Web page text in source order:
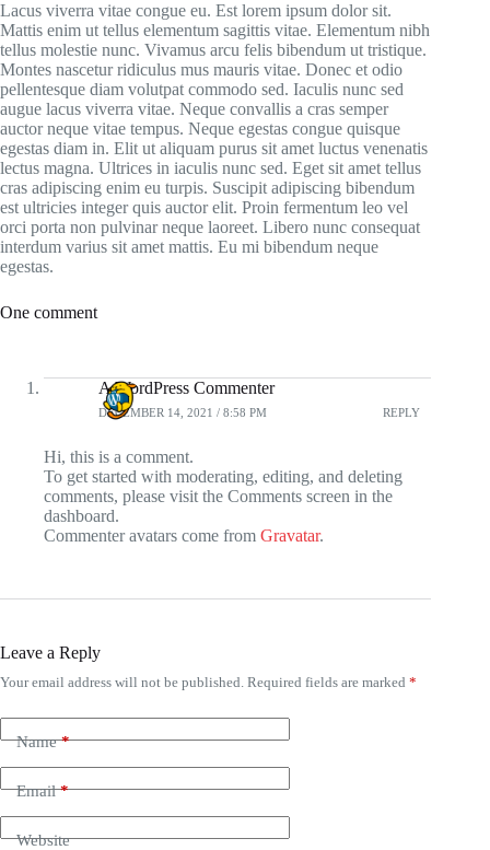
Lacus viverra vitae congue eu. Est lorem ipsum dolor sit.
Mattis enim ut tellus elementum sagittis vitae. Elementum nibh
tellus molestie nunc. Vivamus arcu felis bibendum ut tristique.
Montes nascetur ridiculus mus mauris vitae. Donec et odio
pellentesque diam volutpat commodo sed. Iaculis nunc sed
augue lacus viverra vitae. Neque convallis a cras semper
auctor neque vitae tempus. Neque egestas congue quisque
egestas diam in. Elit ut aliquam purus sit amet luctus venenatis
lectus magna. Ultrices in iaculis nunc sed. Eget sit amet tellus
cras adipiscing enim eu turpis. Suscipit adipiscing bibendum
est ultricies integer quis auctor elit. Proin fermentum leo vel
orci porta non pulvinar neque laoreet. Libero nunc consequat
interdum varius sit amet mattis. Eu mi bibendum neque
egestas.
One comment
A WordPress Commenter
DECEMBER 14, 2021 / 8:58 PM REPLY
Hi, this is a comment.
To get started with moderating, editing, and deleting
comments, please visit the Comments screen in the
dashboard.
Commenter avatars come from Gravatar.
Leave a Reply
Your email address will not be published. Required fields are marked *
Name*
Email*
Website